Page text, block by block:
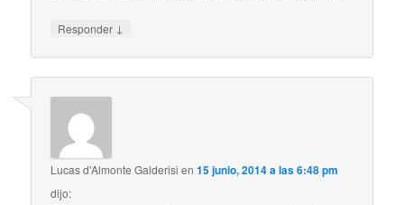
Responder ↓
Lucas d'Almonte Galderisi en15 junio, 2014 a las 6:48 pm
dijo: